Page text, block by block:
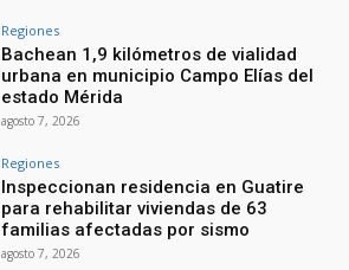
Regiones
Bachean 1,9 kilómetros de vialidad
urbana en municipio Campo Elías del
estado Mérida
agosto 7, 2026
Regiones
Inspeccionan residencia en Guatire
para rehabilitar viviendas de 63
familias afectadas por sismo
agosto 7, 2026